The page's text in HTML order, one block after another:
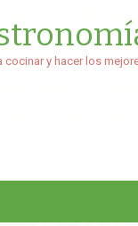
y hacer los